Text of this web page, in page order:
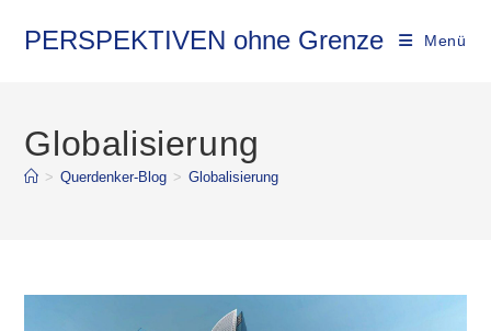
InhaltPERSPEKTIVEN ohne Grenze Menü
Globalisierung
> Querdenker-Blog > Globalisierung